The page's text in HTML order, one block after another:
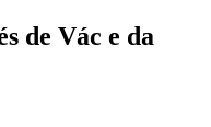
de Vác e da